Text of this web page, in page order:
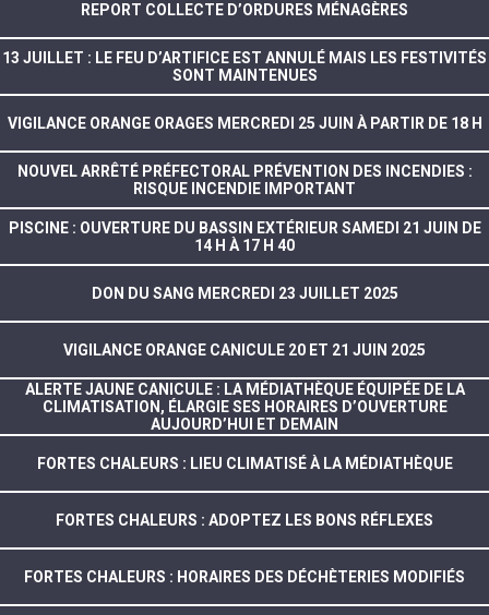
REPORT COLLECTE D’ORDURES MÉNAGÈRES
13 JUILLET : LE FEU D’ARTIFICE EST ANNULÉ MAIS LES FESTIVITÉS
SONT MAINTENUES
VIGILANCE ORANGE ORAGES MERCREDI 25 JUIN À PARTIR DE 18 H
NOUVEL ARRÊTÉ PRÉFECTORAL PRÉVENTION DES INCENDIES :
RISQUE INCENDIE IMPORTANT
PISCINE : OUVERTURE DU BASSIN EXTÉRIEUR SAMEDI 21 JUIN DE
14 H À 17 H 40
DON DU SANG MERCREDI 23 JUILLET 2025
VIGILANCE ORANGE CANICULE 20 ET 21 JUIN 2025
ALERTE JAUNE CANICULE : LA MÉDIATHÈQUE ÉQUIPÉE DE LA
CLIMATISATION, ÉLARGIE SES HORAIRES D’OUVERTURE
AUJOURD’HUI ET DEMAIN
FORTES CHALEURS : LIEU CLIMATISÉ À LA MÉDIATHÈQUE
FORTES CHALEURS : ADOPTEZ LES BONS RÉFLEXES
FORTES CHALEURS : HORAIRES DES DÉCHÈTERIES MODIFIÉS